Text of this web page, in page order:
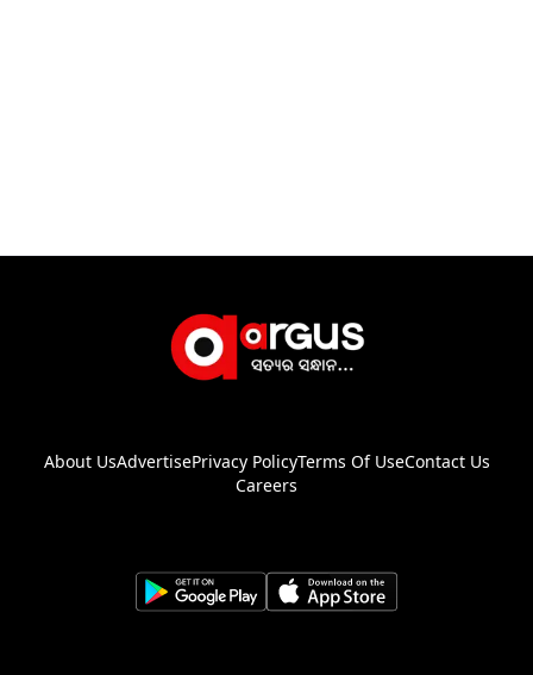
About UsAdvertisePrivacy PolicyTerms Of UseContact Us
Careers